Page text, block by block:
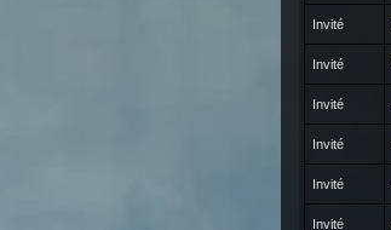
Invité
Invité
Invité
Invité
Invité
Invité